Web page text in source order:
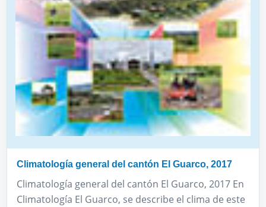
Climatología general del cantón El Guarco, 2017
Climatología general del cantón El Guarco, 2017 En
Climatología El Guarco, se describe el clima de este